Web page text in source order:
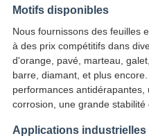
Motifs disponibles
Nous fournissons des feuilles
à des prix compétitifs dans
d'orange, pavé, marteau,
barre, diamant, et plus
performances antidérapantes,
corrosion, une grande stabilité
Applications industrielles